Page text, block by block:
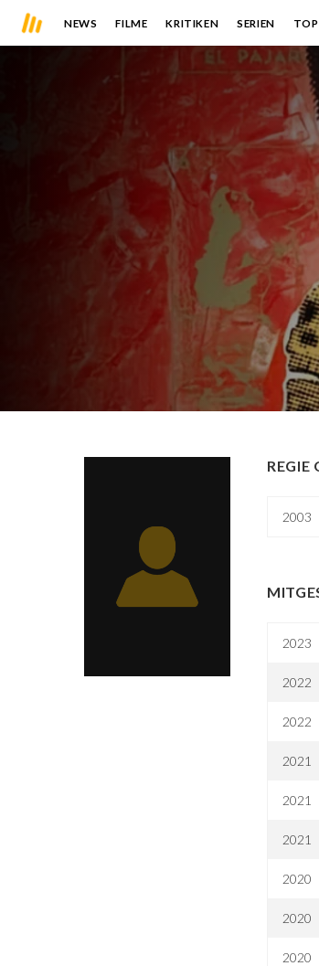
NEWS FILME KRITIKEN SERIEN
REGIE
2003
2023
2022
2022
2021
2021
2021
2020
2020
2020